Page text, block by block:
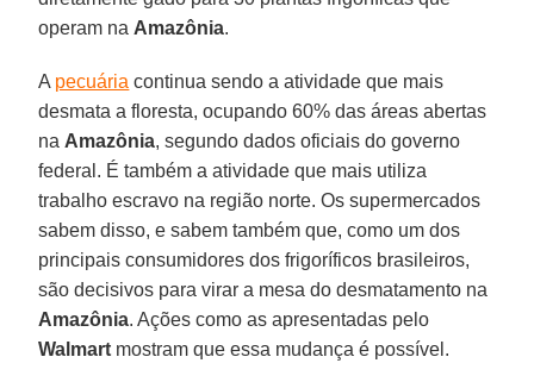
operam na Amazônia.
A pecuária continua sendo a atividade que mais
desmata a floresta, ocupando 60% das áreas abertas
na Amazônia, segundo dados oficiais do governo
federal. É também a atividade que mais utiliza
trabalho escravo na região norte. Os supermercados
sabem disso, e sabem também que, como um dos
principais consumidores dos frigoríficos brasileiros,
são decisivos para virar a mesa do desmatamento na
Amazônia. Ações como as apresentadas pelo
Walmart mostram que essa mudança é possível.